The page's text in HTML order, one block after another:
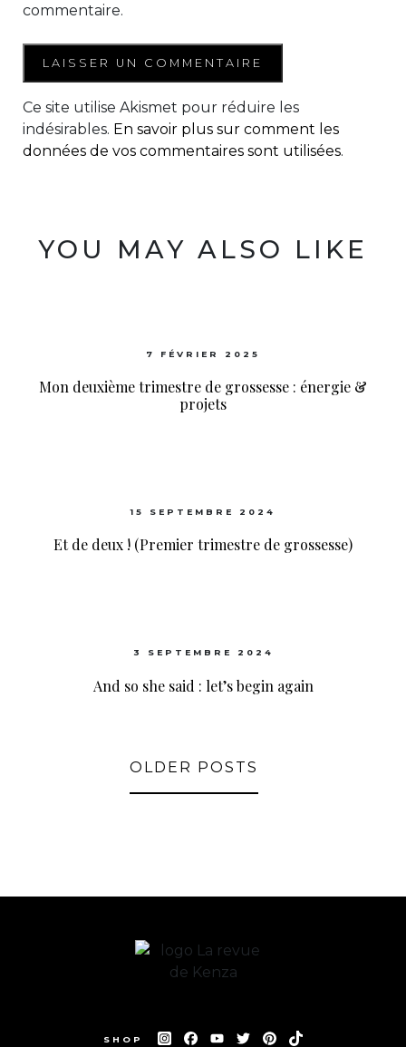
commentaire.
Ce site utilise Akismet pour réduire les
indésirables. En savoir plus sur comment les
données de vos commentaires sont utilisées.
YOU MAY ALSO LIKE
7 FÉVRIER 2025
Mon deuxième trimestre de grossesse : énergie &
projets
15 SEPTEMBRE 2024
Et de deux ! (Premier trimestre de grossesse)
3 SEPTEMBRE 2024
And so she said : let’s begin again
OLDER POSTS
SHOP